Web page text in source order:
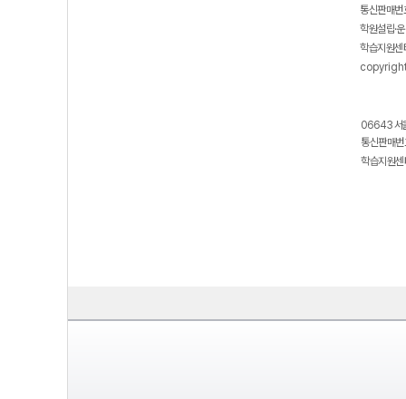
통신판매
학원설립·
학습지원
06643 서
통신판매
학습지원